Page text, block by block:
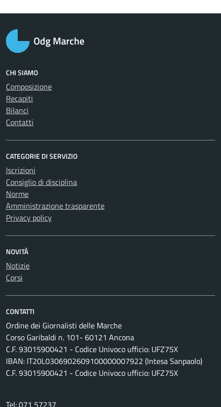
Odg Marche
CHI SIAMO
Composizione
Recapiti
Bilanci
Contatti
CATEGORIE DI SERVIZIO
Iscrizioni
Consiglio di disciplina
Norme
Amministrazione trasparente
Privacy policy
NOVITÀ
Notizie
Corsi
CONTATTI
Ordine dei Giornalisti delle Marche
Corso Garibaldi n. 101- 60121 Ancona
C.F. 93015900421 - Codice Univoco ufficio: UFZ75X
IBAN: IT20L0306902609100000007922 (Intesa Sanpaolo)
C.F. 93015900421 - Codice Univoco ufficio: UFZ75X
Tel: 071 57237